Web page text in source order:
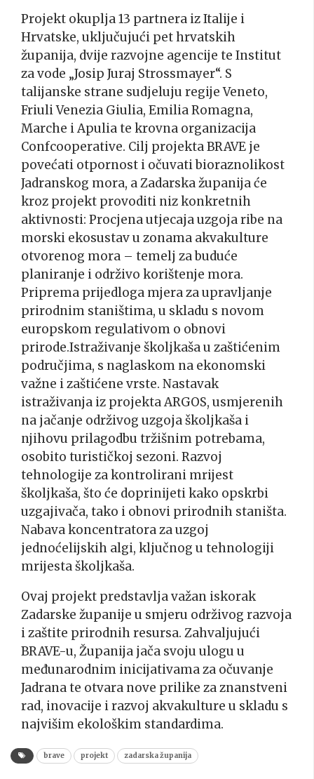
Projekt okuplja 13 partnera iz Italije i
Hrvatske, uključujući pet hrvatskih
županija, dvije razvojne agencije te Institut
za vode „Josip Juraj Strossmayer“. S
talijanske strane sudjeluju regije Veneto,
Friuli Venezia Giulia, Emilia Romagna,
Marche i Apulia te krovna organizacija
Confcooperative. Cilj projekta BRAVE je
povećati otpornost i očuvati bioraznolikost
Jadranskog mora, a Zadarska županija će
kroz projekt provoditi niz konkretnih
aktivnosti: Procjena utjecaja uzgoja ribe na
morski ekosustav u zonama akvakulture
otvorenog mora – temelj za buduće
planiranje i održivo korištenje mora.
Priprema prijedloga mjera za upravljanje
prirodnim staništima, u skladu s novom
europskom regulativom o obnovi
prirode.Istraživanje školjkaša u zaštićenim
područjima, s naglaskom na ekonomski
važne i zaštićene vrste. Nastavak
istraživanja iz projekta ARGOS, usmjerenih
na jačanje održivog uzgoja školjkaša i
njihovu prilagodbu tržišnim potrebama,
osobito turističkoj sezoni. Razvoj
tehnologije za kontrolirani mrijest
školjkaša, što će doprinijeti kako opskrbi
uzgajivača, tako i obnovi prirodnih staništa.
Nabava koncentratora za uzgoj
jednoćelijskih algi, ključnog u tehnologiji
mrijesta školjkaša.
Ovaj projekt predstavlja važan iskorak
Zadarske županije u smjeru održivog razvoja
i zaštite prirodnih resursa. Zahvaljujući
BRAVE-u, Županija jača svoju ulogu u
međunarodnim inicijativama za očuvanje
Jadrana te otvara nove prilike za znanstveni
rad, inovacije i razvoj akvakulture u skladu s
najvišim ekološkim standardima.
brave projekt zadarska županija